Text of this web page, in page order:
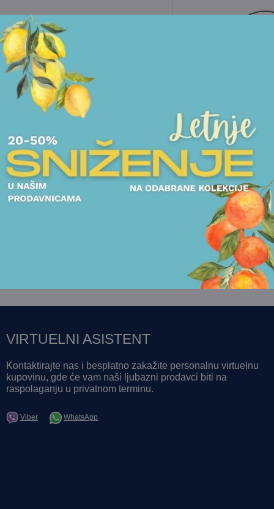
FIGURE
FIGURA ROSENTHAL - ANGELS
2.313,00RSD
ČAJNICI
ČAJNIK
17.750,00RSD
POGLEDAJTE
VIRTUELNI ASISTENT
Kontaktirajte nas i besplatno zakažite personalnu virtuelnu
kupovinu, gde će vam naši ljubazni prodavci biti na
raspolaganju u privatnom terminu.
Viber WhatsApp